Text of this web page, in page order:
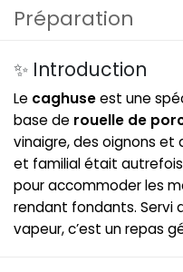
Préparation
✨ Introduction
Le caghuseest une
base de rouelle de
vinaigre, des oignons
et familial était
pour accommoder les
rendant fondants. Servi
vapeur, c’est un repas